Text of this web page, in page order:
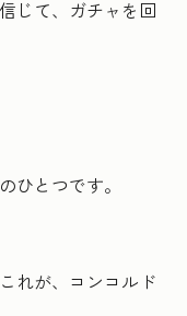
じて、ガチャを回
とつです。
れが、コンコルド